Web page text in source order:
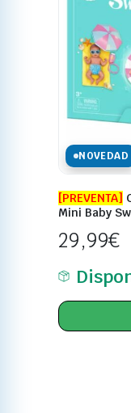
NOVEDAD
[PREVENTA]
Mini Baby
29,99€